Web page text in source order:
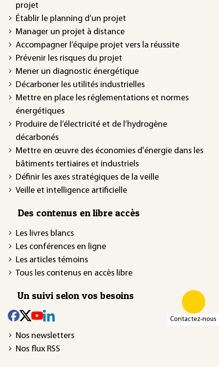
Contactez-nous
projet
Établir le planning d’un projet
Manager un projet à distance
Accompagner l’équipe projet vers la réussite
Prévenir les risques du projet
Mener un diagnostic énergétique
Décarboner les utilités industrielles
Mettre en place les réglementations et normes
énergétiques
Produire de l’électricité et de l’hydrogène
décarbonés
Mettre en œuvre des économies d'énergie dans les
bâtiments tertiaires et industriels
Définir les axes stratégiques de la veille
Veille et intelligence artificielle
Des contenus en libre accès
Les livres blancs
Les conférences en ligne
Les articles témoins
Tous les contenus en accès libre
Un suivi selon vos besoins
Nos newsletters
Nos flux RSS